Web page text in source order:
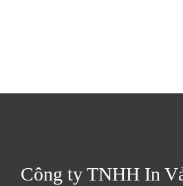
Công ty TNHH In